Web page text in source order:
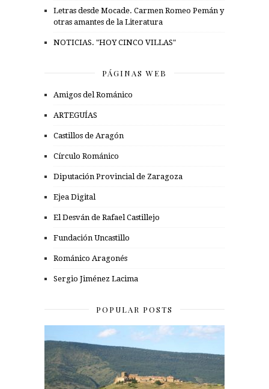
Letras desde Mocade. Carmen Romeo Pemán y
otras amantes de la Literatura
NOTICIAS. "HOY CINCO VILLAS"
PÁGINAS WEB
Amigos del Románico
ARTEGUÍAS
Castillos de Aragón
Círculo Románico
Diputación Provincial de Zaragoza
Ejea Digital
El Desván de Rafael Castillejo
Fundación Uncastillo
Románico Aragonés
Sergio Jiménez Lacima
POPULAR POSTS